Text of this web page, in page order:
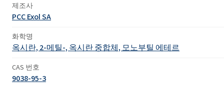
제조사
PCC Exol SA
화학명
옥시란, 2-메틸-, 옥시란 중합체, 모노부틸 에테르
CAS 번호
9038-95-3